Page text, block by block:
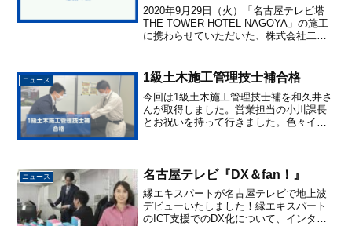
2020年9月29日（火）「名古屋テレビ塔
THE TOWER HOTEL NAGOYA」の施工
に携わらせていただいた、株式会社二友
の会を開催していただきました。オー
プ...
ニュース 1級土木施工管理技士補合格
今回は1級土木施工管理技士補を和久井さ
んが取得しました。営業担当の小川課長
とお祝いを持って行きました。色々イン
くは建築をやっていきた...
ニュース 名古屋テレビ『DX＆fan！』
縁エキスパートが名古屋テレビで地上波
デビューいたしました！縁エキスパート
のICT支援でのDX化について、インタビ